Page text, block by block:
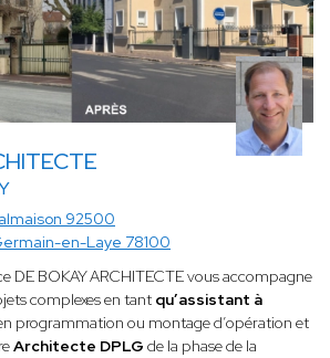
92500
en-Laye 78100
DE BOKAY ARCHITECTE vous accompagne
complexes en tant qu’assistant à
programmation ou montage d’opération et
Architecte DPLG de la phase de la